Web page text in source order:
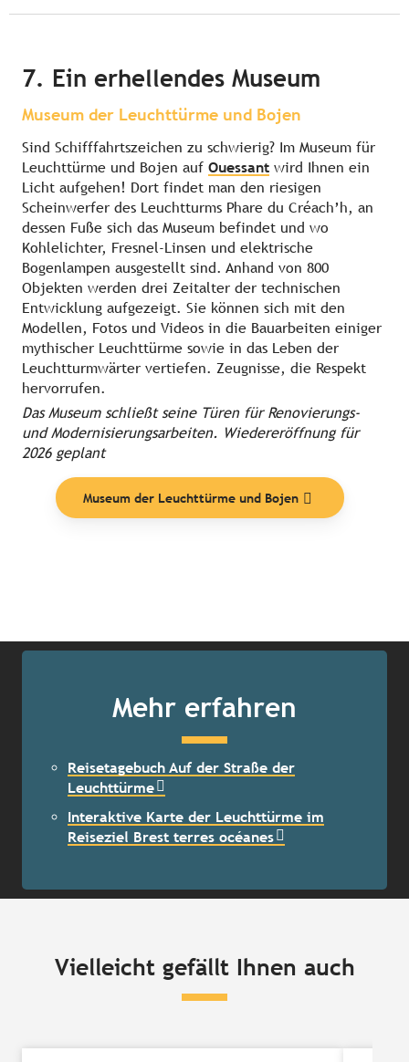
7. Ein erhellendes Museum
Museum der Leuchttürme und Bojen
Sind Schifffahrtszeichen zu schwierig? Im Museum für
Leuchttürme und Bojen auf Ouessant wird Ihnen ein
Licht aufgehen! Dort findet man den riesigen
Scheinwerfer des Leuchtturms Phare du Créach’h, an
dessen Fuße sich das Museum befindet und wo
Kohlelichter, Fresnel-Linsen und elektrische
Bogenlampen ausgestellt sind. Anhand von 800
Objekten werden drei Zeitalter der technischen
Entwicklung aufgezeigt. Sie können sich mit den
Modellen, Fotos und Videos in die Bauarbeiten einiger
mythischer Leuchttürme sowie in das Leben der
Leuchtturmwärter vertiefen. Zeugnisse, die Respekt
hervorrufen.
Das Museum schließt seine Türen für Renovierungs-
und Modernisierungsarbeiten. Wiedereröffnung für
2026 geplant
Museum der Leuchttürme und Bojen
Mehr erfahren
Reisetagebuch Auf der Straße der
Leuchttürme
Interaktive Karte der Leuchttürme im
Reiseziel Brest terres océanes
Vielleicht gefällt Ihnen auch